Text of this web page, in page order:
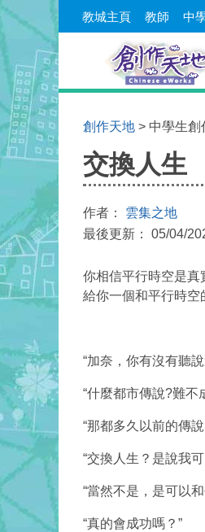
教城主頁 教師 中
創作天地 > 中學生創
交換人生
作者： 雲集之地
最後更新： 05/04/
你相信平行時空是真
給你一個和平行時空
“加奈，你有沒有聽
“什麼都市傳說?難不
“那都多久以前的傳
“交換人生？是說我
“當然不是，是可以
“真的會成功嗎？”